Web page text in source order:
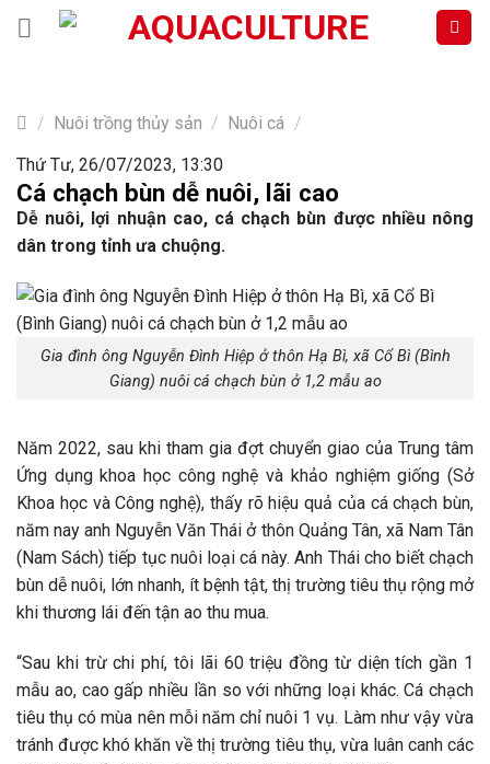
content
/ Nuôi trồng thủy sản / Nuôi cá /
Thứ Tư, 26/07/2023, 13:30
Cá chạch bùn dễ nuôi, lãi cao
Dễ nuôi, lợi nhuận cao, cá chạch bùn được nhiều nông
dân trong tỉnh ưa chuộng.
Gia đình ông Nguyễn Đình Hiệp ở thôn Hạ Bì, xã Cổ Bì (Bình
Giang) nuôi cá chạch bùn ở 1,2 mẫu ao
Năm 2022, sau khi tham gia đợt chuyển giao của Trung tâm
Ứng dụng khoa học công nghệ và khảo nghiệm giống (Sở
Khoa học và Công nghệ), thấy rõ hiệu quả của cá chạch bùn,
năm nay anh Nguyễn Văn Thái ở thôn Quảng Tân, xã Nam Tân
(Nam Sách) tiếp tục nuôi loại cá này. Anh Thái cho biết chạch
bùn dễ nuôi, lớn nhanh, ít bệnh tật, thị trường tiêu thụ rộng mở
khi thương lái đến tận ao thu mua.
“Sau khi trừ chi phí, tôi lãi 60 triệu đồng từ diện tích gần 1
mẫu ao, cao gấp nhiều lần so với những loại khác. Cá chạch
tiêu thụ có mùa nên mỗi năm chỉ nuôi 1 vụ. Làm như vậy vừa
tránh được khó khăn về thị trường tiêu thụ, vừa luân canh các